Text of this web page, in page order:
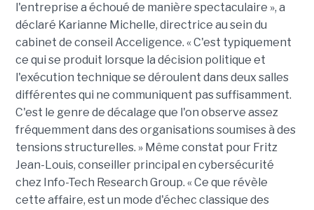
l'entreprise a échoué de manière spectaculaire », a
déclaré Karianne Michelle, directrice au sein du
cabinet de conseil Acceligence. « C'est typiquement
ce qui se produit lorsque la décision politique et
l'exécution technique se déroulent dans deux salles
différentes qui ne communiquent pas suffisamment.
C'est le genre de décalage que l'on observe assez
fréquemment dans des organisations soumises à des
tensions structurelles. » Même constat pour Fritz
Jean-Louis, conseiller principal en cybersécurité
chez Info-Tech Research Group. « Ce que révèle
cette affaire, est un mode d'échec classique des